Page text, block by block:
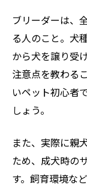
ブリーダーは、
る人のこと。犬
から犬を譲り受
注意点を教わる
いペット初心者
しょう。
また、実際に親
ため、成犬時の
す。飼育環境な